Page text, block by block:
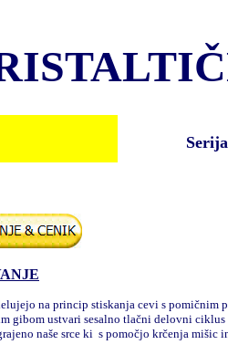
na princip stiskanja cevi s
gibom ustvari sesalno tlačni delovni
naše srce ki s pomočjo krčenja